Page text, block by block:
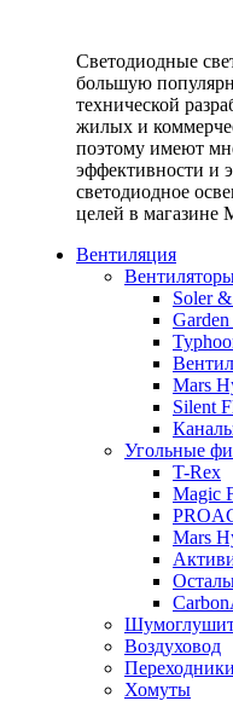
Светодиодные
большую
технической
жилых и
поэтому имеют
эффективности и
светодиодное
целей в магазине
Вентиляция
Soler
Mars
Silent
Угольные
T-Rex
Magic
Mars
Воздуховод
Хомуты